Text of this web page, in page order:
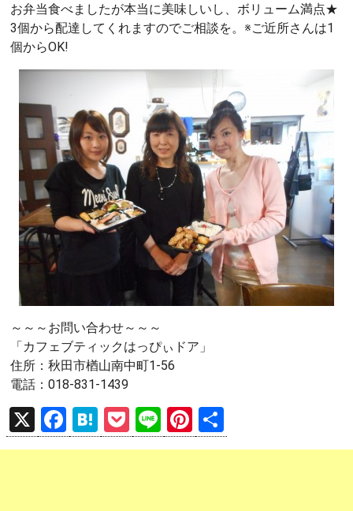
お弁当食べましたが本当に美味しいし、ボリューム満点★
3個から配達してくれますのでご相談を。※ご近所さんは1
個からOK!
～～～お問い合わせ～～～
「カフェブティックはっぴぃドア」
住所：秋田市楢山南中町1‐56
電話：018-831-1439
X
F
a
H
at
P
o
Li
n
Pi
nt 有